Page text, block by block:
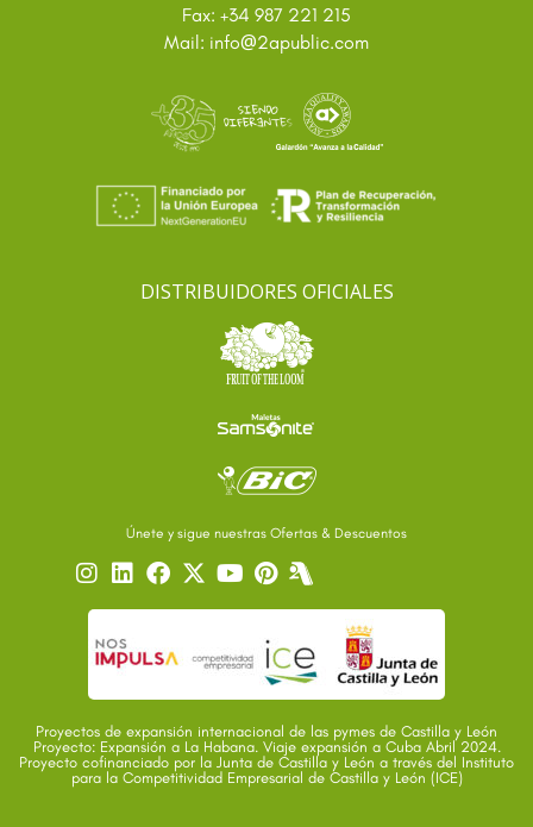
Fax: +34 987 221 215
Mail: info@2apublic.com
DISTRIBUIDORES OFICIALES
Únete y sigue nuestras Ofertas & Descuentos
Proyectos de expansión internacional de las pymes de Castilla y León
Proyecto: Expansión a La Habana. Viaje expansión a Cuba Abril 2024.
Proyecto cofinanciado por la Junta de Castilla y León a través del Instituto
para la Competitividad Empresarial de Castilla y León (ICE)